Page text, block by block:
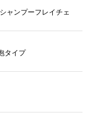
ャンプーフレイチェ
タイプ